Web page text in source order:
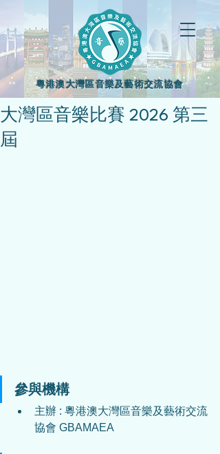
粵港澳大灣區音樂及藝術交流協會
大灣區音樂比賽 2026 第三
屆
參與機構
主辦 : 粵港澳大灣區音樂及藝術交流
協會 GBAMAEA